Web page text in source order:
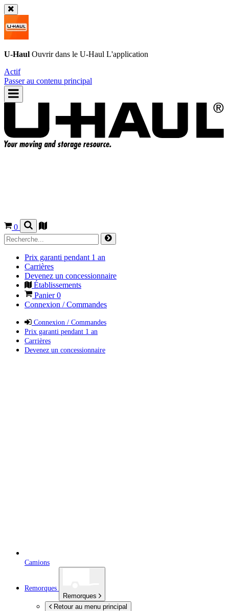
U-Haul Ouvrir dans le U-Haul L'application
Actif
Passer au contenu principal
0
Prix garanti pendant 1 an
Carrières
Devenez un concessionnaire
Établissements
Panier0
Connexion / Commandes
Connexion / Commandes
Prix garanti pendant 1 an
Carrières
Devenez un concessionnaire
Camions
Remorques
Remorques
Retour au menu principal